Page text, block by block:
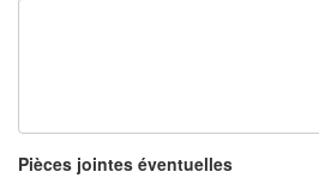
Pièces jointes éventuelles